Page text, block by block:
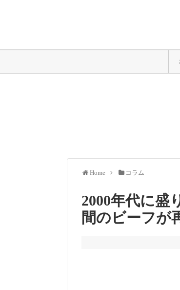
Home コラム
2000年代に盛
間のビーフが